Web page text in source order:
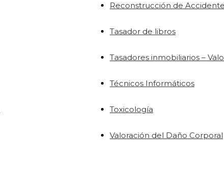
Reconstrucción de
Tasador de libros
Tasadores inmobiliarios –
Técnicos Informáticos
Toxicología
Valoración del Daño Corporal